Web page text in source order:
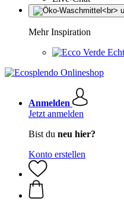
Mehr Inspiration
Anmelden
Jetzt anmelden
Bist du neu hier?
Konto erstellen